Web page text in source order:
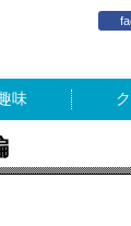
味